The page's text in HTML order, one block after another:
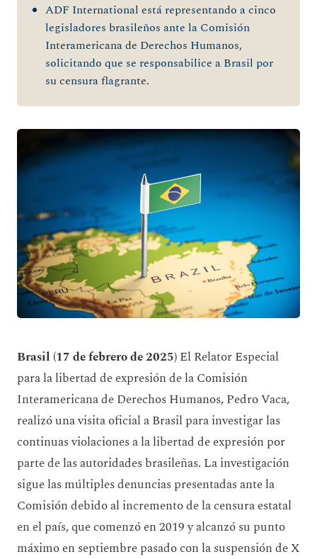
ADF International está representando a cinco
legisladores brasileños ante la Comisión
Interamericana de Derechos Humanos,
solicitando que se responsabilice a Brasil por
su censura flagrante.
Brasil (17 de febrero de 2025)El Relator Especial
para la libertad de expresión de la Comisión
Interamericana de Derechos Humanos, Pedro Vaca,
realizó una visita oficial a Brasil para investigar las
continuas violaciones a la libertad de expresión por
parte de las autoridades brasileñas. La investigación
sigue las múltiples denuncias presentadas ante la
Comisión debido al incremento de la censura estatal
en el país, que comenzó en 2019 y alcanzó su punto
máximo en septiembre pasado con la suspensión de X